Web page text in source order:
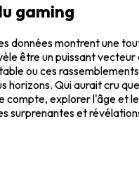
gaming
données montrent une
être un puissant vecteur
ou ces
Qui aurait cru
explorer l'âge et
surprenantes et